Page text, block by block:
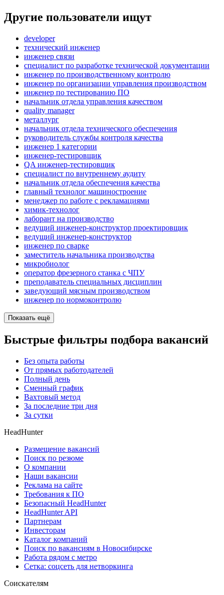
Другие пользователи ищут
developer
технический инженер
инженер связи
специалист по разработке технической документации
инженер по производственному контролю
инженер по организации управления производством
инженер по тестированию ПО
начальник отдела управления качеством
quality manager
металлург
начальник отдела технического обеспечения
руководитель службы контроля качества
инженер 1 категории
инженер-тестировщик
QA инженер-тестировщик
специалист по внутреннему аудиту
начальник отдела обеспечения качества
главный технолог машиностроение
менеджер по работе с рекламациями
химик-технолог
лаборант на производство
ведущий инженер-конструктор проектировщик
ведущий инженер-конструктор
инженер по сварке
заместитель начальника производства
микробиолог
оператор фрезерного станка с ЧПУ
преподаватель специальных дисциплин
заведующий мясным производством
инженер по нормоконтролю
Показать ещё
Быстрые фильтры подбора вакансий
Без опыта работы
От прямых работодателей
Полный день
Сменный график
Вахтовый метод
За последние три дня
За сутки
HeadHunter
Размещение вакансий
Поиск по резюме
О компании
Наши вакансии
Реклама на сайте
Требования к ПО
Безопасный HeadHunter
HeadHunter API
Партнерам
Инвесторам
Каталог компаний
Поиск по вакансиям в Новосибирске
Работа рядом с метро
Сетка: соцсеть для нетворкинга
Соискателям